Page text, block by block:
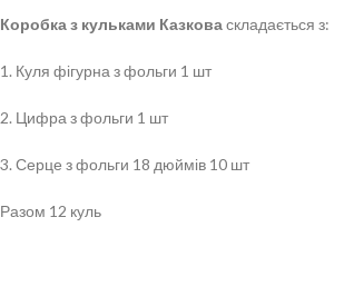
Коробка з кульками Казковаскладається з:
1. Куля фігурна з фольги 1 шт
2. Цифра з фольги 1 шт
3. Серце з фольги 18 дюймів 10 шт
Разом 12 куль